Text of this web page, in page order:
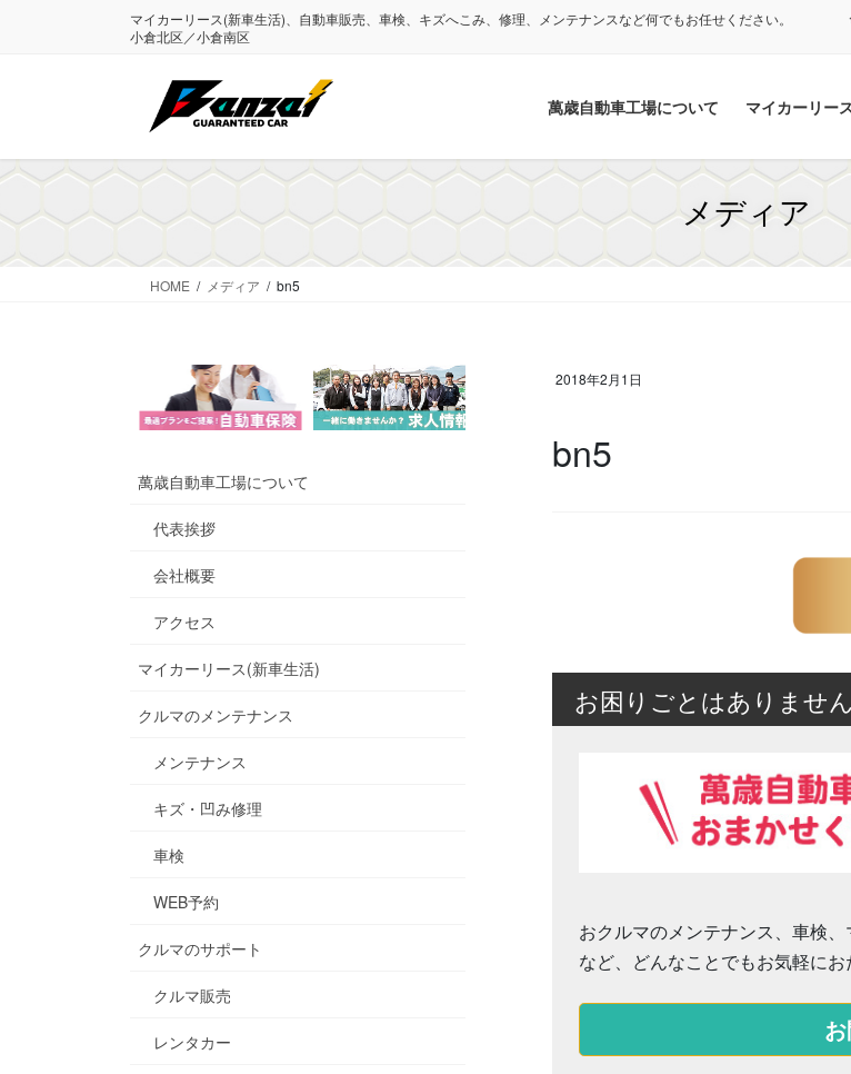
移
ン
移
マイカーリース(新車生活)、自動車販売、車検、キズへこみ、修理、メンテナンスなど何でもお任せください。
小倉北区／小倉南区
萬歳自動車工場について マイカーリー
メディア
HOME メディア bn5
2018年2月1日
bn5
お困りごとはありませ
おクルマのメンテナンス、車検
など、どんなことでもお気軽にお
萬歳自動車工場について
代表挨拶
会社概要
アクセス
マイカーリース(新車生活)
クルマのメンテナンス
メンテナンス
キズ・凹み修理
車検
WEB予約
クルマのサポート
クルマ販売
レンタカー